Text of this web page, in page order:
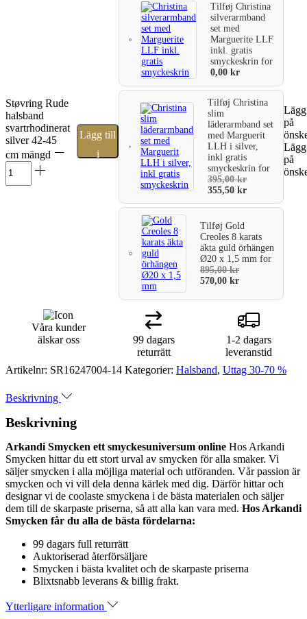
Støvring Rude
halsband
svartrhodinerat
silver 42-45
cm mängd
Lägg till
i
TilføjChristina
silverarmband
set med
Marguerite LLF
inkl. gratis
smyckeskrinfor
0,00kr
TilføjChristina
slim
läderarmband set
med Marguerit
LLH i silver,
inkl gratis
smyckeskrinfor
395,00kr
355,50kr
TilføjGold
Creoles 8 karats
äkta guld örhängen
Ø20 x 1,5 mmfor
895,00kr
570,00kr
på
på
Våra kunder
älskar oss
99 dagars
returrätt
1-2 dagars
leveranstid
Artikelnr: SR16247004-14 Kategorier: Halsband, Uttag 30-70 %
Beskrivning
Beskrivning
Arkandi Smycken ett smyckesuniversum online Hos Arkandi
Smycken hittar du ett stort urval av smycken för alla smaker. Vi
säljer smycken i alla möjliga material och utföranden. Vår passion är
smycken och vi vill dela denna kärlek med dig. Därför hittar och
designar vi de coolaste smyckena i de bästa materialen och säljer
dem till de skarpaste priserna, så att alla kan vara med. Hos Arkandi
Smycken får du alla de bästa fördelarna:
99 dagars full returrätt
Auktoriserad återförsäljare
Smycken i bästa kvalitet och de skarpaste priserna
Blixtsnabb leverans & billig frakt.
Ytterligare information